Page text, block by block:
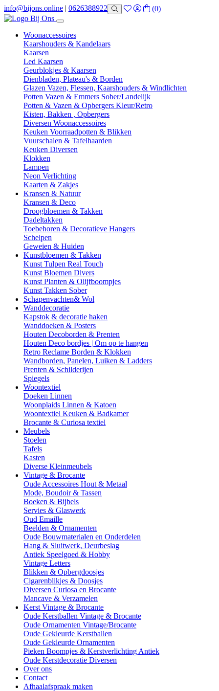
info@bijons.online | 0626388922 (0)
Woonaccessoires
Kaarshouders & Kandelaars
Kaarsen
Led Kaarsen
Geurblokjes & Kaarsen
Dienbladen, Plateau's & Borden
Glazen Vazen, Flessen, Kaarshouders & Windlichten
Potten Vazen & Emmers Sober/Landelijk
Potten & Vazen & Opbergers Kleur/Retro
Kisten, Bakken , Opbergers
Diversen Woonaccessoires
Keuken Voorraadpotten & Blikken
Vuurschalen & Tafelhaarden
Keuken Diversen
Klokken
Lampen
Neon Verlichting
Kaarten & Zakjes
Kransen & Natuur
Kransen & Deco
Droogbloemen & Takken
Dadeltakken
Toebehoren & Decoratieve Hangers
Schelpen
Geweien & Huiden
Kunstbloemen & Takken
Kunst Tulpen Real Touch
Kunst Bloemen Divers
Kunst Planten & Olijfboompjes
Kunst Takken Sober
Schapenvachten& Wol
Wanddecoratie
Kapstok & decoratie haken
Wanddoeken & Posters
Houten Decoborden & Prenten
Houten Deco bordjes | Om op te hangen
Retro Reclame Borden & Klokken
Wandborden, Panelen, Luiken & Ladders
Prenten & Schilderijen
Spiegels
Woontextiel
Doeken Linnen
Woonplaids Linnen & Katoen
Woontextiel Keuken & Badkamer
Brocante & Curiosa textiel
Meubels
Stoelen
Tafels
Kasten
Diverse Kleinmeubels
Vintage & Brocante
Oude Accessoires Hout & Metaal
Mode, Boudoir & Tassen
Boeken & Bijbels
Servies & Glaswerk
Oud Emaille
Beelden & Ornamenten
Oude Bouwmaterialen en Onderdelen
Hang & Sluitwerk, Deurbeslag
Antiek Speelgoed & Hobby
Vintage Letters
Blikken & Opbergdoosjes
Cigarenblikjes & Doosjes
Diversen Curiosa en Brocante
Mancave & Verzamelen
Kerst Vintage & Brocante
Oude Kerstballen Vintage & Brocante
Oude Ornamenten Vintage/Brocante
Oude Gekleurde Kerstballen
Oude Gekleurde Ornamenten
Pieken Boompjes & Kerstverlichting Antiek
Oude Kerstdecoratie Diversen
Over ons
Contact
Afhaalafspraak maken